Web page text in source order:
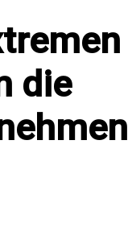
die